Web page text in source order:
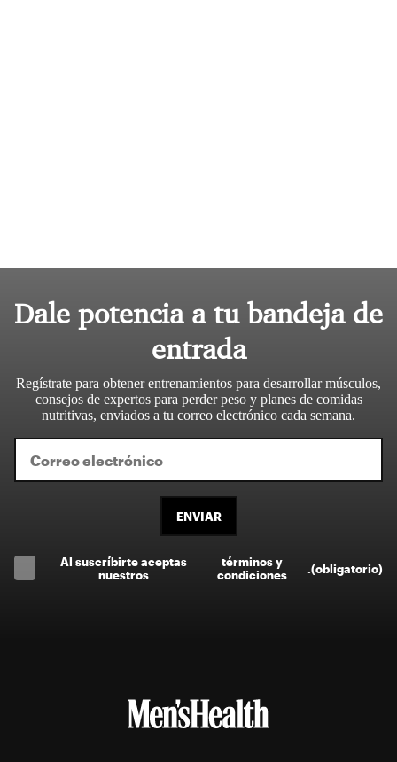
Dale potencia a tu bandeja de
entrada
Regístrate para obtener entrenamientos para desarrollar músculos,
consejos de expertos para perder peso y planes de comidas
nutritivas, enviados a tu correo electrónico cada semana.
ENVIAR
Al suscríbirte aceptas
nuestros
términos y
condiciones
(obligatorio)